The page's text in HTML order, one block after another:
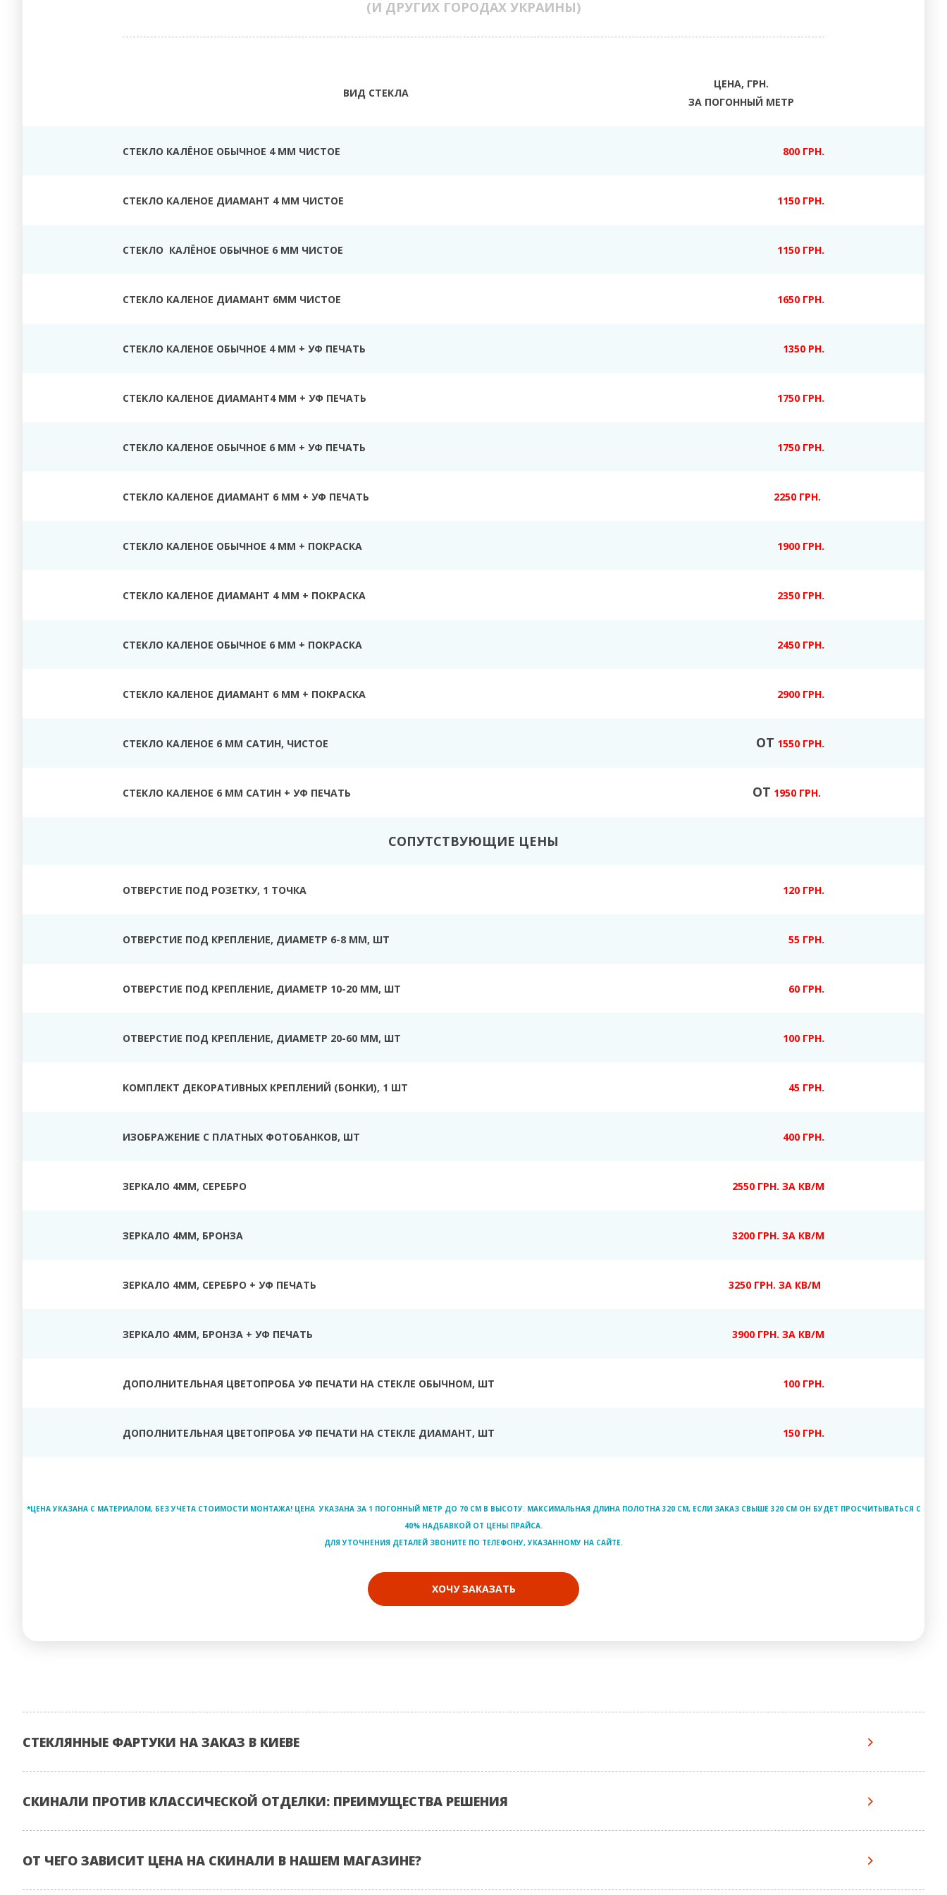
(И ДРУГИХ ГОРОДАХ УКРАИНЫ)
ВИД СТЕКЛА
ЦЕНА, ГРН.
ЗА ПОГОННЫЙ МЕТР
СТЕКЛО КАЛЁНОЕ ОБЫЧНОЕ 4 ММ ЧИСТОЕ 800 ГРН.
СТЕКЛО КАЛЕНОЕ ДИАМАНТ 4 ММ ЧИСТОЕ 1150 ГРН.
СТЕКЛО КАЛЁНОЕ ОБЫЧНОЕ 6 ММ ЧИСТОЕ 1150 ГРН.
СТЕКЛО КАЛЕНОЕ ДИАМАНТ 6ММ ЧИСТОЕ 1650 ГРН.
СТЕКЛО КАЛЕНОЕ ОБЫЧНОЕ 4 ММ + УФ ПЕЧАТЬ 1350 РН.
СТЕКЛО КАЛЕНОЕ ДИАМАНТ4 ММ + УФ ПЕЧАТЬ 1750 ГРН.
СТЕКЛО КАЛЕНОЕ ОБЫЧНОЕ 6 ММ + УФ ПЕЧАТЬ 1750 ГРН.
СТЕКЛО КАЛЕНОЕ ДИАМАНТ 6 ММ + УФ ПЕЧАТЬ 2250 ГРН.
СТЕКЛО КАЛЕНОЕ ОБЫЧНОЕ 4 ММ + ПОКРАСКА 1900 ГРН.
СТЕКЛО КАЛЕНОЕ ДИАМАНТ 4 ММ + ПОКРАСКА 2350 ГРН.
СТЕКЛО КАЛЕНОЕ ОБЫЧНОЕ 6 ММ + ПОКРАСКА 2450 ГРН.
СТЕКЛО КАЛЕНОЕ ДИАМАНТ 6 ММ + ПОКРАСКА 2900 ГРН.
СТЕКЛО КАЛЕНОЕ 6 ММ САТИН, ЧИСТОЕ ОТ 1550 ГРН.
СТЕКЛО КАЛЕНОЕ 6 ММ САТИН + УФ ПЕЧАТЬ ОТ 1950 ГРН.
СОПУТСТВУЮЩИЕ ЦЕНЫ
ОТВЕРСТИЕ ПОД РОЗЕТКУ, 1 ТОЧКА 120 ГРН.
ОТВЕРСТИЕ ПОД КРЕПЛЕНИЕ, ДИАМЕТР 6-8 ММ, ШТ 55 ГРН.
ОТВЕРСТИЕ ПОД КРЕПЛЕНИЕ, ДИАМЕТР 10-20 ММ, ШТ 60 ГРН.
ОТВЕРСТИЕ ПОД КРЕПЛЕНИЕ, ДИАМЕТР 20-60 ММ, ШТ 100 ГРН.
КОМПЛЕКТ ДЕКОРАТИВНЫХ КРЕПЛЕНИЙ (БОНКИ), 1 ШТ 45 ГРН.
ИЗОБРАЖЕНИЕ С ПЛАТНЫХ ФОТОБАНКОВ, ШТ 400 ГРН.
ЗЕРКАЛО 4ММ, СЕРЕБРО 2550 ГРН. ЗА КВ/М
ЗЕРКАЛО 4ММ, БРОНЗА 3200 ГРН. ЗА КВ/М
ЗЕРКАЛО 4ММ, СЕРЕБРО + УФ ПЕЧАТЬ 3250 ГРН. ЗА КВ/М
ЗЕРКАЛО 4ММ, БРОНЗА + УФ ПЕЧАТЬ 3900 ГРН. ЗА КВ/М
ДОПОЛНИТЕЛЬНАЯ ЦВЕТОПРОБА УФ ПЕЧАТИ НА СТЕКЛЕ ОБЫЧНОМ, ШТ 100 ГРН.
ДОПОЛНИТЕЛЬНАЯ ЦВЕТОПРОБА УФ ПЕЧАТИ НА СТЕКЛЕ ДИАМАНТ, ШТ 150 ГРН.
*ЦЕНА УКАЗАНА С МАТЕРИАЛОМ, БЕЗ УЧЕТА СТОИМОСТИ МОНТАЖА! ЦЕНА УКАЗАНА ЗА 1 ПОГОННЫЙ МЕТР ДО 70 СМ В ВЫСОТУ. МАКСИМАЛЬНАЯ ДЛИНА ПОЛОТНА 320 СМ, ЕСЛИ ЗАКАЗ СВЫШЕ 320 СМ ОН БУДЕТ ПРОСЧИТЫВАТЬСЯ С
40% НАДБАВКОЙ ОТ ЦЕНЫ ПРАЙСА.
ДЛЯ УТОЧНЕНИЯ ДЕТАЛЕЙ ЗВОНИТЕ ПО ТЕЛЕФОНУ, УКАЗАННОМУ НА САЙТЕ.
ХОЧУ ЗАКАЗАТЬ
СТЕКЛЯННЫЕ ФАРТУКИ НА ЗАКАЗ В КИЕВЕ
СКИНАЛИ ПРОТИВ КЛАССИЧЕСКОЙ ОТДЕЛКИ: ПРЕИМУЩЕСТВА РЕШЕНИЯ
ОТ ЧЕГО ЗАВИСИТ ЦЕНА НА СКИНАЛИ В НАШЕМ МАГАЗИНЕ?